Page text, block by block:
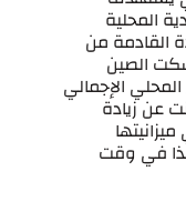
المحلية
القادمة من
الصين
الإجمالي
عن زيادة
في ميزانيتها
في وقت